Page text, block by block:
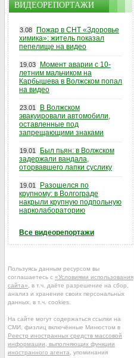
ВИДЕОРЕПОРТАЖИ
3.08
Пожар в СНТ «Здоровье
химика»: житель показал
пепелище на видео
19.03
Момент аварии с 10-
летним мальчиком на
Карбышева в Волжском попал
на видео
23.01
В Волжском
эвакуировали автомобили,
оставленные под
запрещающими знаками
19.01
Был пьян: в Волжском
задержали вандала,
оторвавшего лапки суслику
19.01
Разошелся по
крупному: в Волгограде
накрыли крупную подпольную
нарколабораторию
Все видеорепортажи
Пользуясь данным ресурсом вы
соглашаетесь с «Условиями использования
сайта» , в т.ч. даёте разрешение на сбор,
анализ и хранение своих персональных
данных, в т.ч. cookies.
На сайте могут содержаться ссылки на
СМИ, физлиц включённые Минюстом в
Реестр иностранных средств массовой
информации, выполняющих функции
иностранного агента , упоминания